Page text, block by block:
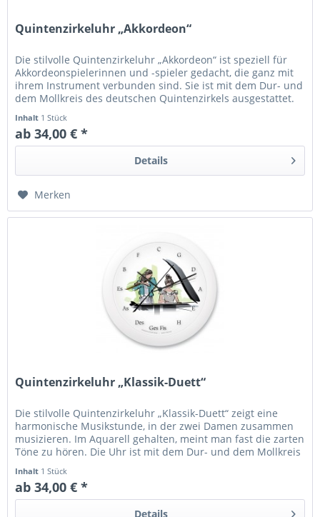
Quintenzirkeluhr „Akkordeon“
Die stilvolle Quintenzirkeluhr „Akkordeon“ ist speziell für
Akkordeonspielerinnen und -spieler gedacht, die ganz mit
ihrem Instrument verbunden sind. Sie ist mit dem Dur- und
dem Mollkreis des deutschen Quintenzirkels ausgestattet.
Inhalt 1 Stück
ab 34,00 € *
Details
Merken
Quintenzirkeluhr „Klassik-Duett“
Die stilvolle Quintenzirkeluhr „Klassik-Duett“ zeigt eine
harmonische Musikstunde, in der zwei Damen zusammen
musizieren. Im Aquarell gehalten, meint man fast die zarten
Töne zu hören. Die Uhr ist mit dem Dur- und dem Mollkreis
Inhalt 1 Stück
ab 34,00 € *
Details